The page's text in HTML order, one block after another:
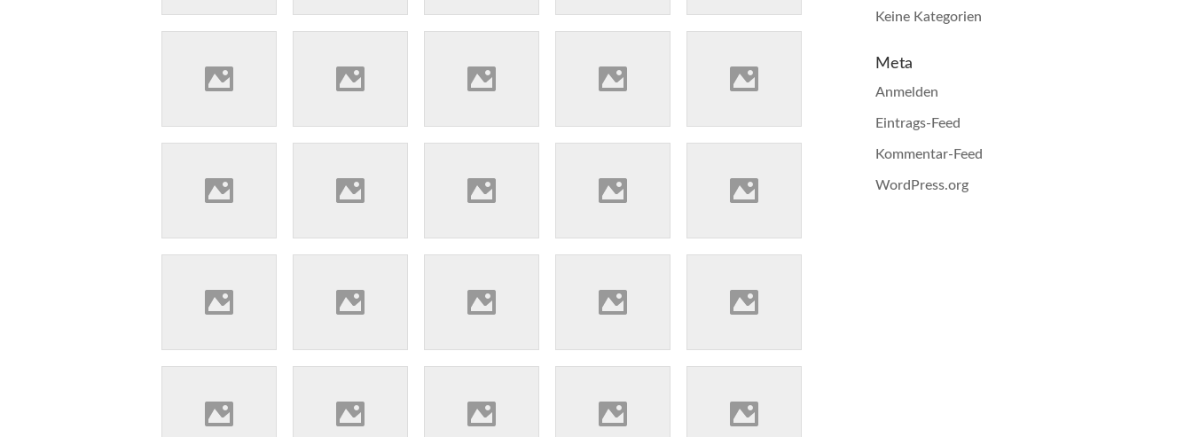
Keine Kategorien
Meta
Anmelden
Eintrags-Feed
Kommentar-Feed
WordPress.org